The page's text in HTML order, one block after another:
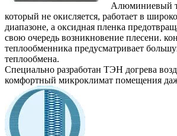
Алюминиевый
который не окисляется, работает в
диапазоне, а оксидная пленка
свою очередь возникновение плесени.
теплообменника предусматривает
теплообмена.
Специально разработан ТЭН догрева
комфортный микроклимат помещения